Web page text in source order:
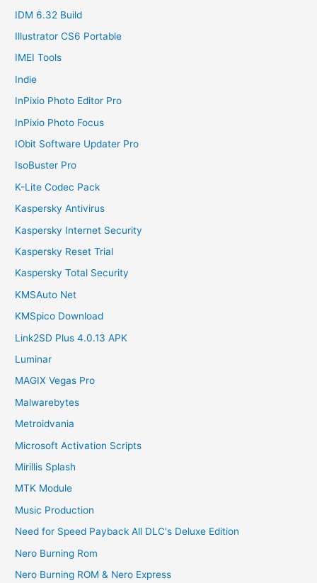
IDM 6.32 Build
Illustrator CS6 Portable
IMEI Tools
Indie
InPixio Photo Editor Pro
InPixio Photo Focus
IObit Software Updater Pro
IsoBuster Pro
K-Lite Codec Pack
Kaspersky Antivirus
Kaspersky Internet Security
Kaspersky Reset Trial
Kaspersky Total Security
KMSAuto Net
KMSpico Download
Link2SD Plus 4.0.13 APK
Luminar
MAGIX Vegas Pro
Malwarebytes
Metroidvania
Microsoft Activation Scripts
Mirillis Splash
MTK Module
Music Production
Need for Speed Payback All DLC's Deluxe Edition
Nero Burning Rom
Nero Burning ROM & Nero Express